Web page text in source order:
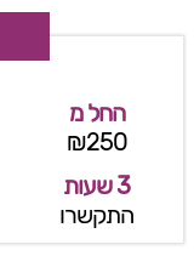
החל מ
₪250
3 שעות
התקשרו